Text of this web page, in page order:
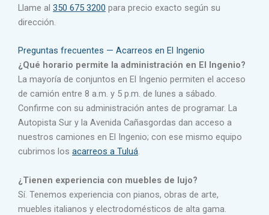
Llame al 350 675 3200 para precio exacto según su
dirección.
Preguntas frecuentes — Acarreos en El Ingenio
¿Qué horario permite la administración en El Ingenio?
La mayoría de conjuntos en El Ingenio permiten el acceso
de camión entre 8 a.m. y 5 p.m. de lunes a sábado.
Confirme con su administración antes de programar. La
Autopista Sur y la Avenida Cañasgordas dan acceso a
nuestros camiones en El Ingenio; con ese mismo equipo
cubrimos los acarreos a Tuluá.
¿Tienen experiencia con muebles de lujo?
Sí. Tenemos experiencia con pianos, obras de arte,
muebles italianos y electrodomésticos de alta gama.